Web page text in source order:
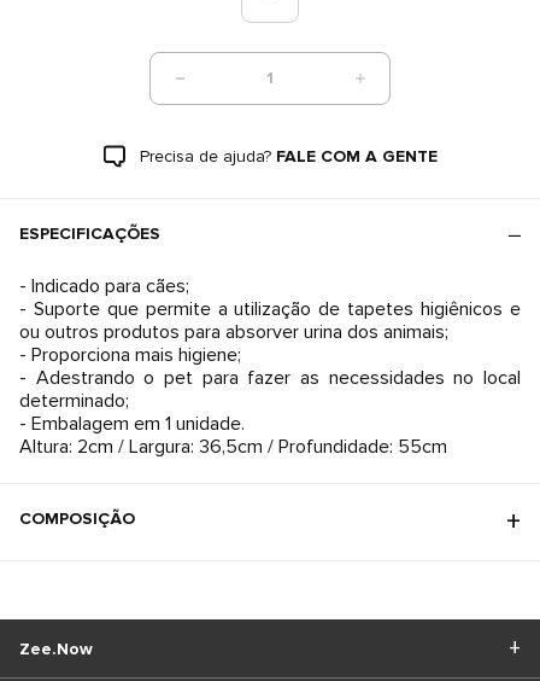
1
Precisa de ajuda? FALE COM A GENTE
ESPECIFICAÇÕES
- Indicado para cães;
- Suporte que permite a utilização de tapetes higiênicos e
ou outros produtos para absorver urina dos animais;
- Proporciona mais higiene;
- Adestrando o pet para fazer as necessidades no local
determinado;
- Embalagem em 1 unidade.
Altura: 2cm / Largura: 36,5cm / Profundidade: 55cm
COMPOSIÇÃO
Zee.Now